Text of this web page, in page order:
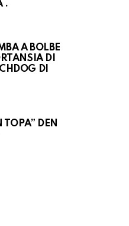
.
A BOLBE
DI
DI
TOPA” DEN